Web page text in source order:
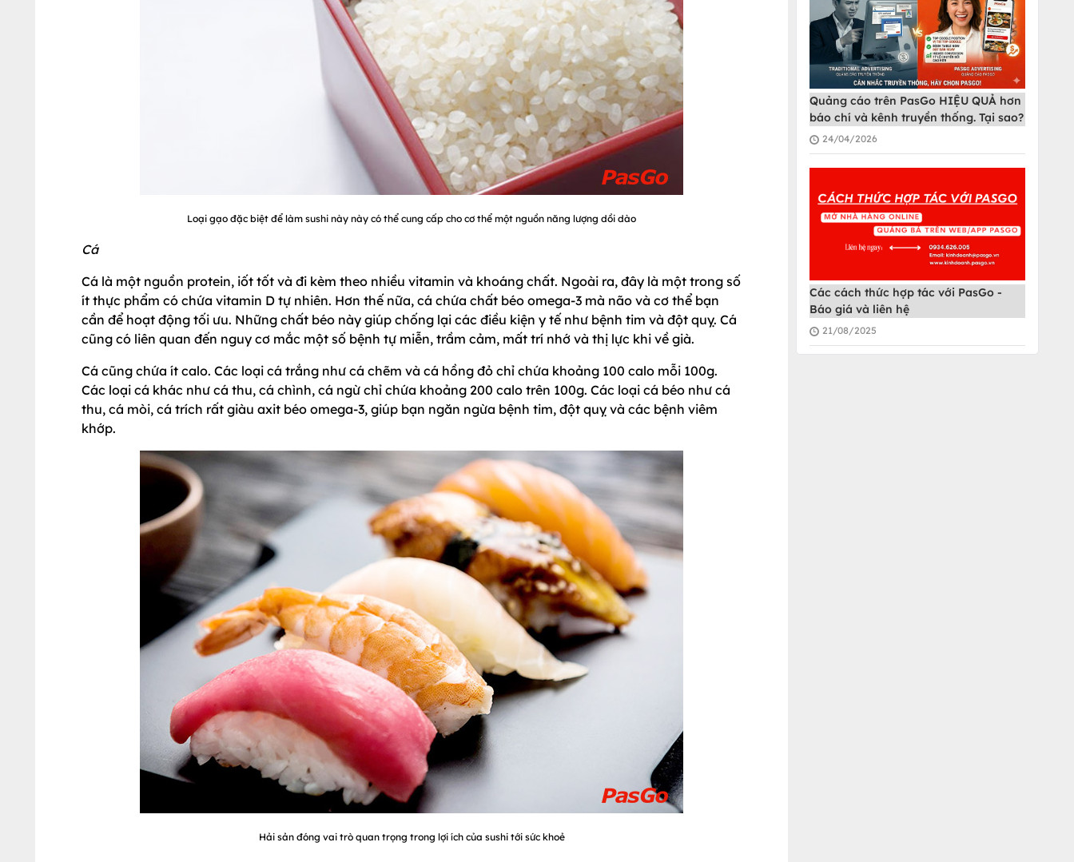
Loại gạo đặc biệt để làm sushi này này có thể cung cấp cho cơ thể một nguồn năng lượng dồi dào
Cá
Cá là một nguồn protein, iốt tốt và đi kèm theo nhiều vitamin và khoáng chất. Ngoài ra, đây là một trong số
ít thực phẩm có chứa vitamin D tự nhiên. Hơn thế nữa, cá chứa chất béo omega-3 mà não và cơ thể bạn
cần để hoạt động tối ưu. Những chất béo này giúp chống lại các điều kiện y tế như bệnh tim và đột quỵ. Cá
cũng có liên quan đến nguy cơ mắc một số bệnh tự miễn, trầm cảm, mất trí nhớ và thị lực khi về già.
Cá cũng chứa ít calo. Các loại cá trắng như cá chẽm và cá hồng đỏ chỉ chứa khoảng 100 calo mỗi 100g.
Các loại cá khác như cá thu, cá chình, cá ngừ chỉ chứa khoảng 200 calo trên 100g. Các loại cá béo như cá
thu, cá mòi, cá trích rất giàu axit béo omega-3, giúp bạn ngăn ngừa bệnh tim, đột quỵ và các bệnh viêm
khớp.
Hải sản đóng vai trò quan trọng trong lợi ích của sushi tới sức khoẻ
Quảng cáo trên PasGo HIỆU QUẢ hơn
báo chí và kênh truyền thống. Tại sao?
24/04/2026
Các cách thức hợp tác với PasGo -
Báo giá và liên hệ
21/08/2025